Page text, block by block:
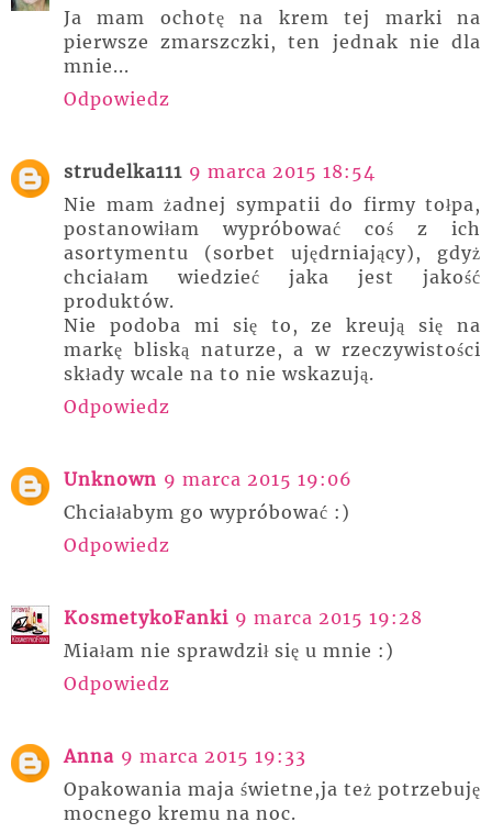
Ja mam ochotę na krem tej marki na
pierwsze zmarszczki, ten jednak nie dla
mnie...
Odpowiedz
strudelka111 9 marca 2015 18:54
Nie mam żadnej sympatii do firmy tołpa,
postanowiłam wypróbować coś z ich
asortymentu (sorbet ujędrniający), gdyż
chciałam wiedzieć jaka jest jakość
produktów.
Nie podoba mi się to, ze kreują się na
markę bliską naturze, a w rzeczywistości
składy wcale na to nie wskazują.
Odpowiedz
Unknown 9 marca 2015 19:06
Chciałabym go wypróbować :)
Odpowiedz
KosmetykoFanki 9 marca 2015 19:28
Miałam nie sprawdził się u mnie :)
Odpowiedz
Anna 9 marca 2015 19:33
Opakowania maja świetne,ja też potrzebuję
mocnego kremu na noc.